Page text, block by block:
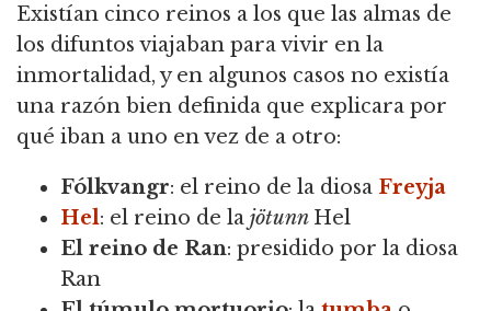
Existían cinco reinos a los que las almas de
los difuntos viajaban para vivir en la
inmortalidad, y en algunos casos no existía
una razón bien definida que explicara por
qué iban a uno en vez de a otro:
Fólkvangr: el reino de la diosa Freyja
Hel: el reino de la jötunn Hel
El reino de Ran: presidido por la diosa
Ran